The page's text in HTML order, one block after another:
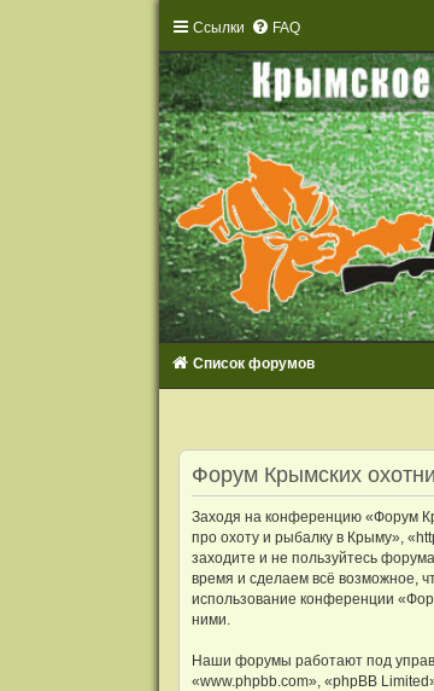
Ссылки FAQ
Список форумов
г
Форум Крымских
Заходя на конференцию «Форум
про охоту и рыбалку в Крыму»,
заходите и не пользуйтесь
время и сделаем всё возможное,
использование конференции
ними.
Наши форумы работают под
«www.phpbb.com», «phpBB